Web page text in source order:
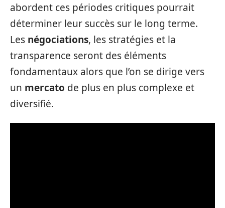
abordent ces périodes critiques pourrait
déterminer leur succès sur le long terme.
Les négociations, les stratégies et la
transparence seront des éléments
fondamentaux alors que l’on se dirige vers
un mercato de plus en plus complexe et
diversifié.